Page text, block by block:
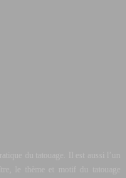
du tatouage. Il est aussi l’un
le thème et motif du tatouage